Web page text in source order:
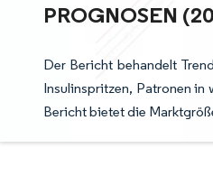
ROGNOSEN
Der Bericht behandelt
Insulinspritzen, Patronen
Bericht bietet die